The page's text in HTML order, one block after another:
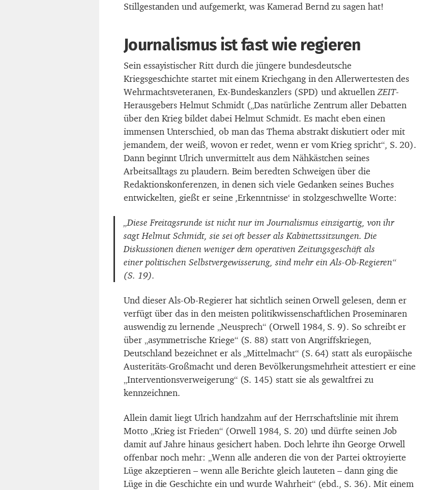
Stillgestanden und aufgemerkt, was Kamerad Bernd zu sagen hat!
Journalismus ist fast wie regieren
Sein essayistischer Ritt durch die jüngere bundesdeutsche
Kriegsgeschichte startet mit einem Kriechgang in den Allerwertesten des
Wehrmachtsveteranen, Ex-Bundeskanzlers (SPD) und aktuellenZEIT-
Herausgebers Helmut Schmidt („Das natürliche Zentrum aller Debatten
über den Krieg bildet dabei Helmut Schmidt. Es macht eben einen
immensen Unterschied, ob man das Thema abstrakt diskutiert oder mit
jemandem, der weiß, wovon er redet, wenn er vom Krieg spricht“, S. 20).
Dann beginnt Ulrich unvermittelt aus dem Nähkästchen seines
Arbeitsalltags zu plaudern. Beim beredten Schweigen über die
Redaktionskonferenzen, in denen sich viele Gedanken seines Buches
entwickelten, gießt er seine ,Erkenntnisse‘ in stolzgeschwellte Worte:
„Diese Freitagsrunde ist nicht nur im Journalismus einzigartig, von ihr
sagt Helmut Schmidt, sie sei oft besser als Kabinettssitzungen. Die
Diskussionen dienen weniger dem operativen Zeitungsgeschäft als
einer politischen Selbstvergewisserung, sind mehr ein Als-Ob-Regieren“
(S. 19).
Und dieser Als-Ob-Regierer hat sichtlich seinen Orwell gelesen, denn er
verfügt über das in den meisten politikwissenschaftlichen Proseminaren
auswendig zu lernende „Neusprech“ (Orwell 1984, S. 9). So schreibt er
über „asymmetrische Kriege“ (S. 88) statt von Angriffskriegen,
Deutschland bezeichnet er als „Mittelmacht“ (S. 64) statt als europäische
Austeritäts-Großmacht und deren Bevölkerungsmehrheit attestiert er eine
„Interventionsverweigerung“ (S. 145) statt sie als gewaltfrei zu
kennzeichnen.
Allein damit liegt Ulrich handzahm auf der Herrschaftslinie mit ihrem
Motto „Krieg ist Frieden“ (Orwell 1984, S. 20) und dürfte seinen Job
damit auf Jahre hinaus gesichert haben. Doch lehrte ihn George Orwell
offenbar noch mehr: „Wenn alle anderen die von der Partei oktroyierte
Lüge akzeptieren – wenn alle Berichte gleich lauteten – dann ging die
Lüge in die Geschichte ein und wurde Wahrheit“ (ebd., S. 36). Mit einem